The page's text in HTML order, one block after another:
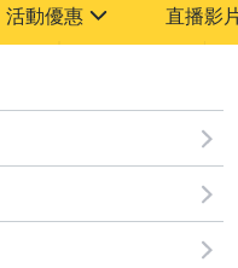
活動優惠 直播影